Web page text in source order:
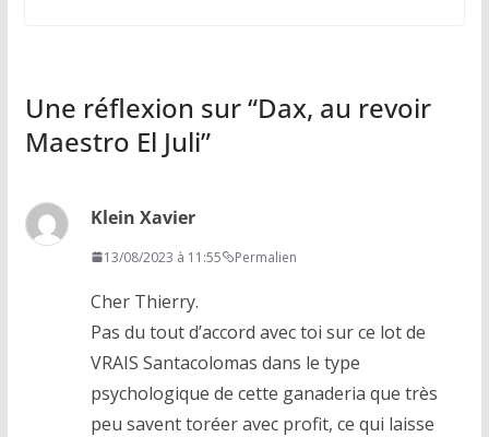
Une réflexion sur “Dax, au revoir
Maestro El Juli”
Klein Xavier
13/08/2023 à 11:55 Permalien
Cher Thierry.
Pas du tout d’accord avec toi sur ce lot de
VRAIS Santacolomas dans le type
psychologique de cette ganaderia que très
peu savent toréer avec profit, ce qui laisse